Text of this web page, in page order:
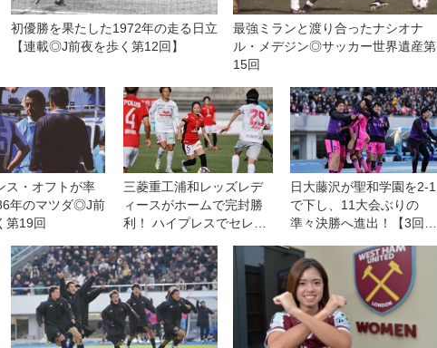
初優勝を果たした1972年の走る日立
【連載◎J前夜を歩く第12回】
最強ミランと渡り合ったナシオナ
ル・メデジン◎サッカー世界遺産第
15回
ス・オフトが率
年のマツダ◎J前
第19回
三菱重工浦和レッズレデ
ィースがホームで完封勝
利！ ハイプレスでセレッ
スを攻守に圧倒◎WEリー
グ第11節
日大藤沢が聖和学園を2-1
で下し、11大会ぶりの
準々決勝へ進出！【3回